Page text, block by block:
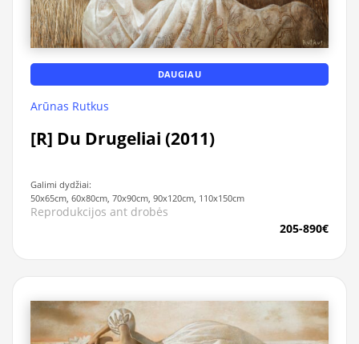
DAUGIAU
Arūnas Rutkus
[R] Du Drugeliai (2011)
Galimi dydžiai:
50x65cm, 60x80cm, 70x90cm, 90x120cm, 110x150cm
Reprodukcijos ant drobės
205-890€